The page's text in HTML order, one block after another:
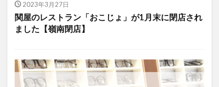
2023年3月27日
関屋のレストラン「おこじょ」が1月末に閉店され
ました【嶺南閉店】